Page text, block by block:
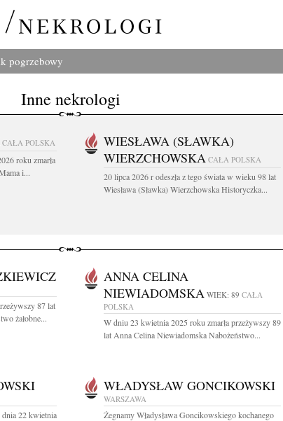
pogrzebowy
Inne nekrologi
CAŁA POLSKA
roku zmarła
i...
WIESŁAWA (SŁAWKA)
WIERZCHOWSKA CAŁA POLSKA
20 lipca 2026 r odeszła z tego świata w wieku 98 lat
Wiesława (Sławka) Wierzchowska Historyczka...
87 lat
żałobne...
ANNA CELINA
NIEWIADOMSKA WIEK: 89 CAŁA
POLSKA
W dniu 23 kwietnia 2025 roku zmarła przeżywszy 89
lat Anna Celina Niewiadomska Nabożeństwo...
dnia 22 kwietnia
WŁADYSŁAW GONCIKOWSKI
WARSZAWA
Żegnamy Władysława Goncikowskiego kochanego